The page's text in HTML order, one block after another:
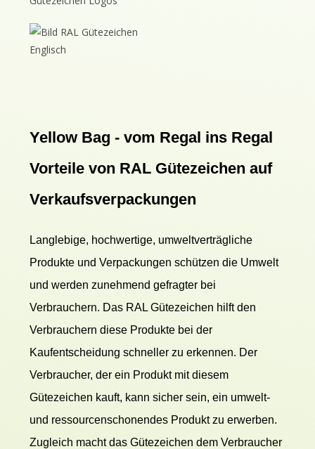
Yellow Bag - vom Regal ins Regal
Vorteile von RAL Gütezeichen auf
Verkaufsverpackungen
Langlebige, hochwertige, umweltverträgliche
Produkte und Verpackungen schützen die Umwelt
und werden zunehmend gefragter bei
Verbrauchern. Das RAL Gütezeichen hilft den
Verbrauchern diese Produkte bei der
Kaufentscheidung schneller zu erkennen. Der
Verbraucher, der ein Produkt mit diesem
Gütezeichen kauft, kann sicher sein, ein umwelt-
und ressourcenschonendes Produkt zu erwerben.
Zugleich macht das Gütezeichen dem Verbraucher